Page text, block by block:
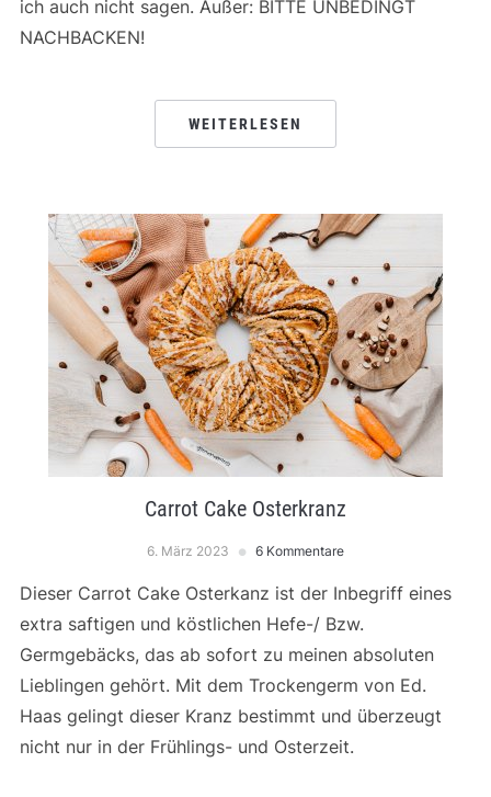
ich auch nicht sagen. Außer: BITTE UNBEDINGT
NACHBACKEN!
WEITERLESEN
Carrot Cake Osterkranz
6. März 2023 6 Kommentare
Dieser Carrot Cake Osterkanz ist der Inbegriff eines
extra saftigen und köstlichen Hefe-/ Bzw.
Germgebäcks, das ab sofort zu meinen absoluten
Lieblingen gehört. Mit dem Trockengerm von Ed.
Haas gelingt dieser Kranz bestimmt und überzeugt
nicht nur in der Frühlings- und Osterzeit.